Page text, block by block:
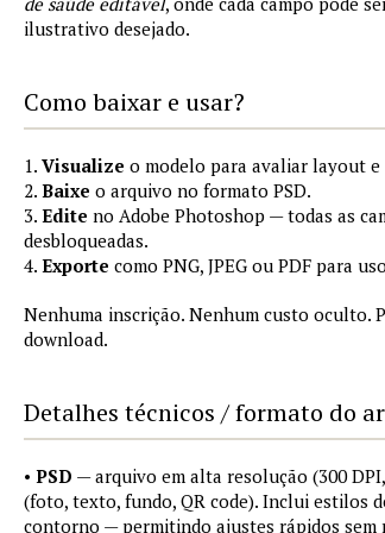
ilustrativo desejado.
Como baixar e usar?
1. Visualize o modelo para avaliar layout
2. Baixe o arquivo no formato PSD.
3. Edite no Adobe Photoshop — todas as
desbloqueadas.
4. Exporte como PNG, JPEG ou PDF para
Nenhuma inscrição. Nenhum custo oculto.
download.
Detalhes técnicos / formato do
• PSD — arquivo em alta resolução (300
(foto, texto, fundo, QR code). Inclui estilos
contorno — permitindo ajustes rápidos sem